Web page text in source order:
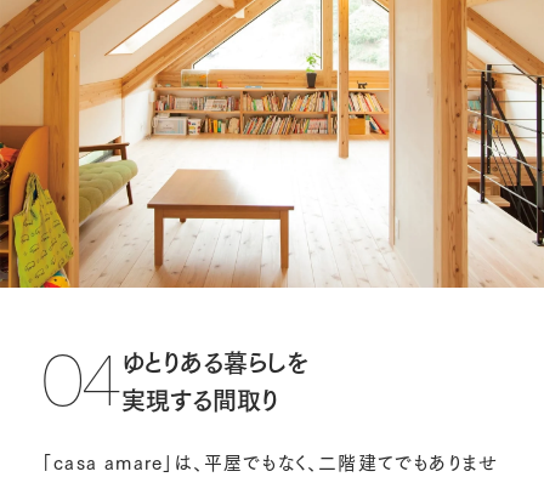
04ゆとりある暮らしを
実現する間取り
「casa amare」は、平屋でもなく、二階建てでもありませ